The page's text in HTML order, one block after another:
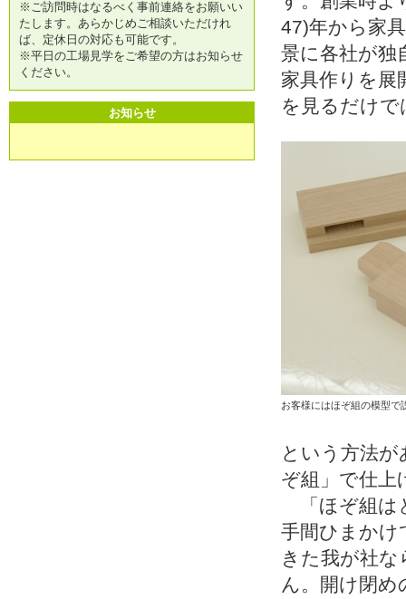
47)年から家
景に各社が独
家具作りを展
を見るだけ
お客様にはほぞ組の模型で
という方法
ぞ組」で仕上
「ほぞ組は
手間ひまかけ
きた我が社
ん。開け閉め
※ご訪問時はなるべく事前連絡をお願いい
たします。あらかじめご相談いただけれ
ば、定休日の対応も可能です。
※平日の工場見学をご希望の方はお知らせ
ください。
お知らせ